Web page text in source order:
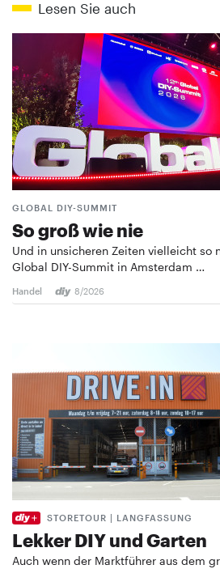
Lesen Sie auch
GLOBAL DIY-SUMMIT
So groß wie nie
Und in unsicheren Zeiten vielleicht so
Global DIY-Summit in Amsterdam …
Handel 8/2026
STORETOUR | LANGFASSUNG
Lekker DIY und Garten
Auch wenn der Marktführer aus dem